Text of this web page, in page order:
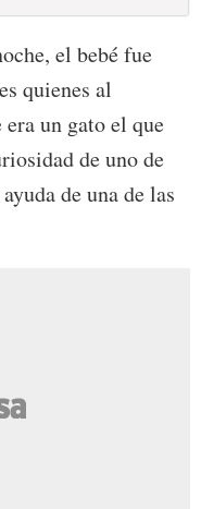
el bebé fue
quienes al
un gato el que
de uno de
de una de las